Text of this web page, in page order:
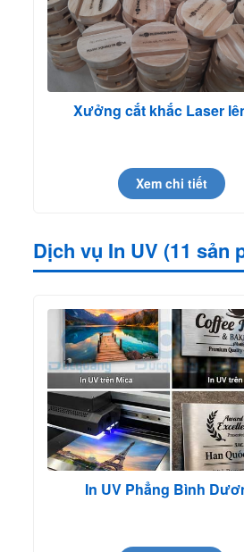
Xưởng cắt khắc Laser
Xem chi tiết
Dịch vụ In UV (11 sản
In UV Phẳng Bình